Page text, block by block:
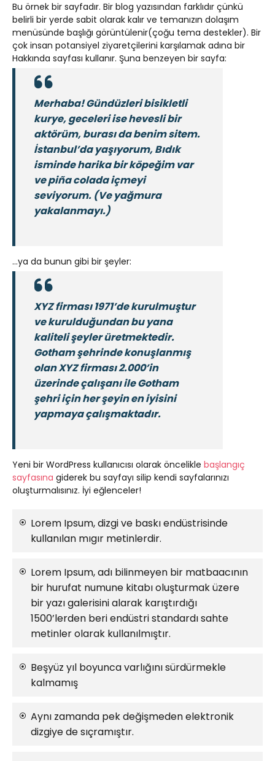
Bu örnek bir sayfadır. Bir blog yazısından farklıdır çünkü
belirli bir yerde sabit olarak kalır ve temanızın dolaşım
menüsünde başlığı görüntülenir(çoğu tema destekler). Bir
çok insan potansiyel ziyaretçilerini karşılamak adına bir
Hakkında sayfası kullanır. Şuna benzeyen bir sayfa:
Merhaba! Gündüzleri bisikletli
kurye, geceleri ise hevesli bir
aktörüm, burası da benim sitem.
İstanbul’da yaşıyorum, Bıdık
isminde harika bir köpeğim var
ve piña colada içmeyi
seviyorum. (Ve yağmura
yakalanmayı.)
…ya da bunun gibi bir şeyler:
XYZ firması 1971’de kurulmuştur
ve kurulduğundan bu yana
kaliteli şeyler üretmektedir.
Gotham şehrinde konuşlanmış
olan XYZ firması 2.000’in
üzerinde çalışanı ile Gotham
şehri için her şeyin en iyisini
yapmaya çalışmaktadır.
Yeni bir WordPress kullanıcısı olarak öncelikle başlangıç
sayfasına giderek bu sayfayı silip kendi sayfalarınızı
oluşturmalısınız. İyi eğlenceler!
Lorem Ipsum, dizgi ve baskı endüstrisinde
kullanılan mıgır metinlerdir.
Lorem Ipsum, adı bilinmeyen bir matbaacının
bir hurufat numune kitabı oluşturmak üzere
bir yazı galerisini alarak karıştırdığı
1500’lerden beri endüstri standardı sahte
metinler olarak kullanılmıştır.
Beşyüz yıl boyunca varlığını sürdürmekle
kalmamış
Aynı zamanda pek değişmeden elektronik
dizgiye de sıçramıştır.